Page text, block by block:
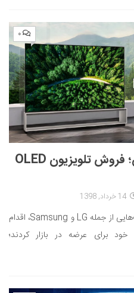
۰
چیزی فراتر از یک تلویزیون؛ فروش تلویزیون OLED
14 خرداد, 1398
در جریان نمایشگاه CES 2019، شرکت‌هایی از جمله LG و Samsung، اقدام
به معرفی اولین تلویزیون‌های 8K خود برای عرضه در بازار کردند؛